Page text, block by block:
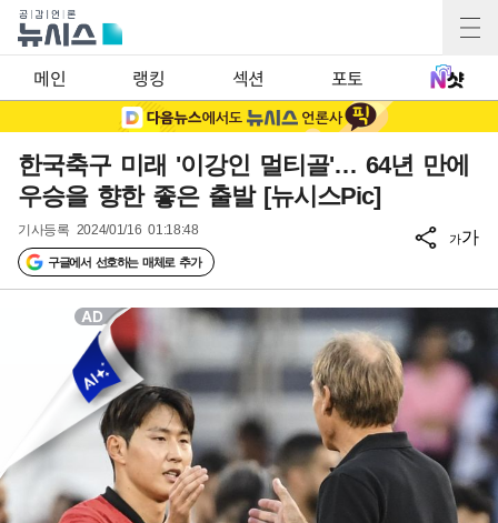
메인 랭킹 섹션 포토
한국축구 미래 '이강인 멀티골'… 64년 만에
우승을 향한 좋은 출발 [뉴시스Pic]
기사등록 2024/01/16 01:18:48
구글에서 선호하는 매체로 추가
가가